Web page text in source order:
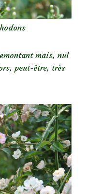
mais, nul
peut-être, très